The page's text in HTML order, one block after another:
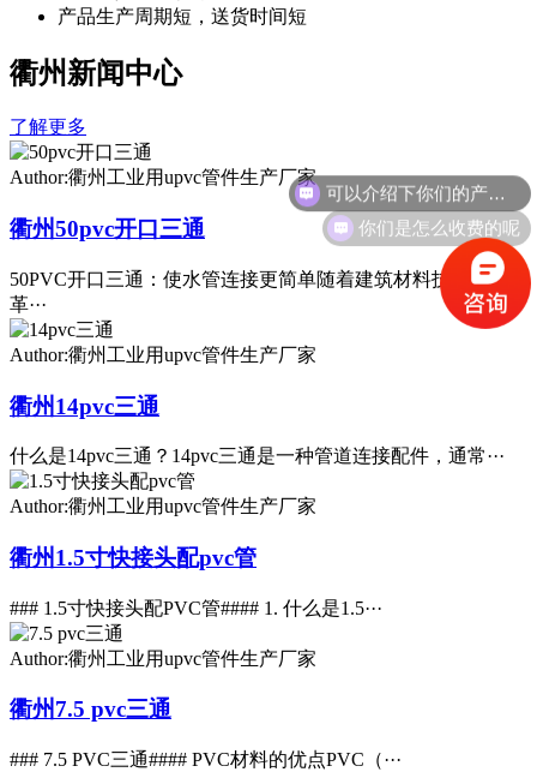
产品生产周期短，送货时间短
衢州新闻中心
了解更多
Author:衢州工业用upvc管件生产厂家
衢州50pvc开口三通
50PVC开口三通：使水管连接更简单随着建筑材料技术的不断
革···
Author:衢州工业用upvc管件生产厂家
衢州14pvc三通
什么是14pvc三通？14pvc三通是一种管道连接配件，通常···
Author:衢州工业用upvc管件生产厂家
衢州1.5寸快接头配pvc管
### 1.5寸快接头配PVC管#### 1. 什么是1.5···
Author:衢州工业用upvc管件生产厂家
衢州7.5 pvc三通
### 7.5 PVC三通#### PVC材料的优点PVC（···
你们是怎么收费的呢